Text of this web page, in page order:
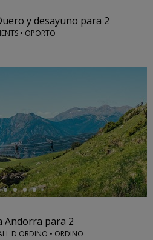
y desayuno para 2
• OPORTO
Andorra para 2
D'ORDINO • ORDINO